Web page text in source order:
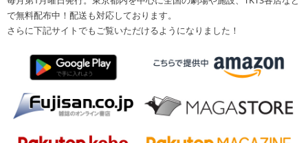
で無料配布中！配送も対応しております。
さらに下記サイトでもご覧いただけるようになりました！